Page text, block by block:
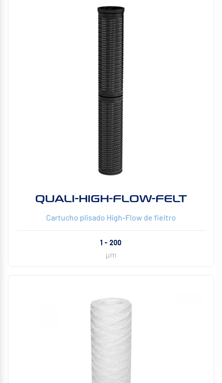
QUALI-HIGH-FLOW-FELT
Cartucho plisado High-Flow de fieltro
1 - 200
µm